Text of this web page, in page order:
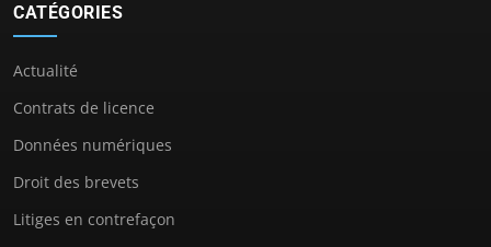
CATÉGORIES
Actualité
Contrats de licence
Données numériques
Droit des brevets
Litiges en contrefaçon